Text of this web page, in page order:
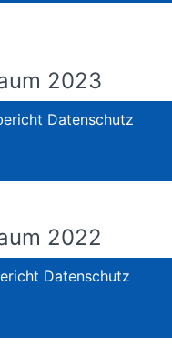
2023
Datenschutz
2022
Datenschutz